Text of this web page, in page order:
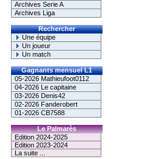
Archives Serie A
Archives Liga
Rechercher
Une équipe
Un joueur
Un match
Gagnants mensuel L1
05-2026 Mathieufoot0112
04-2026 Le capitaine
03-2026 Denis42
02-2026 Fanderobert
01-2026 CB7588
Le Palmarès
Edition 2024-2025
Edition 2023-2024
La suite ...